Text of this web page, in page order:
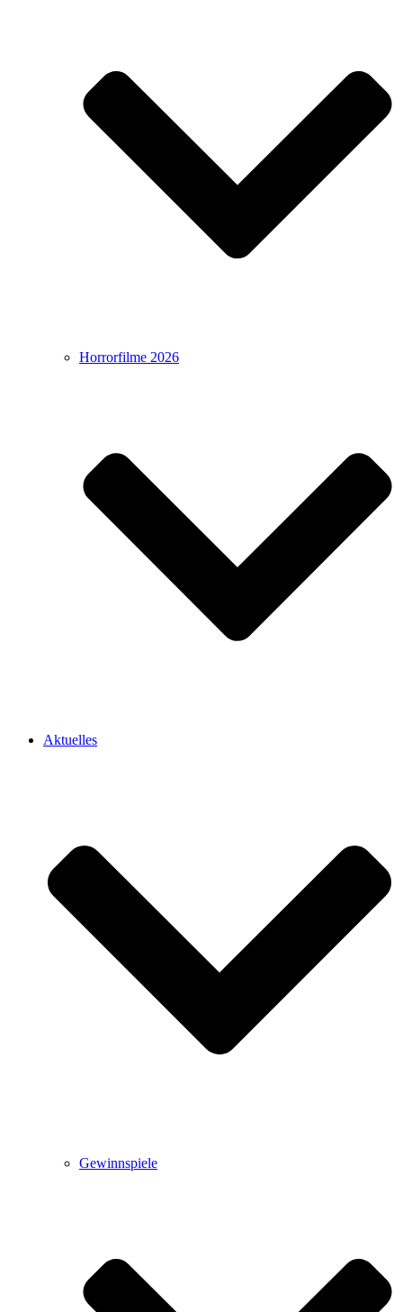
Horrorfilme 2026
Aktuelles
Gewinnspiele